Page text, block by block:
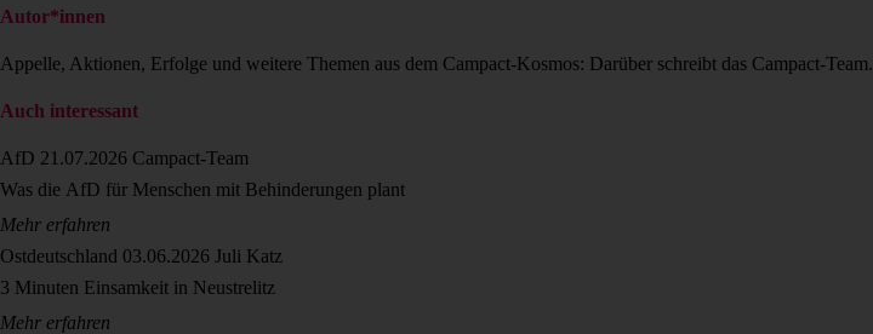
Autor*innen
Appelle, Aktionen, Erfolge und weitere Themen aus dem Campact-Kosmos: Darüber schreibt das Campact-Team.
Auch interessant
AfD 21.07.2026 Campact-Team
Was die AfD für Menschen mit Behinderungen plant
Mehr erfahren
Ostdeutschland 03.06.2026 Juli Katz
3 Minuten Einsamkeit in Neustrelitz
Mehr erfahren